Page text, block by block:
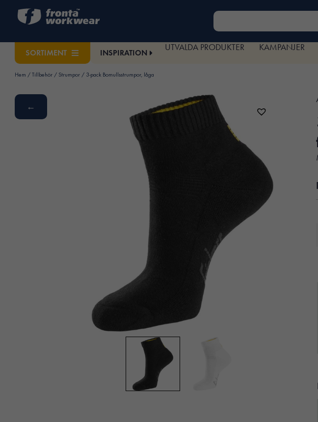
SORTIMENT INSPIRATION
UTVALDA PRODUKTER KAMPANJER
Hem / Tillbehör / Strumpor / 3-pack Bomullsstrumpor, låga
←